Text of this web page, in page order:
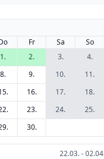
Fr Sa
So
1.
2. 3.
4.
8. 9. 10.
11.
16. 17.
18.
23. 24.
25.
30.
22.03. -